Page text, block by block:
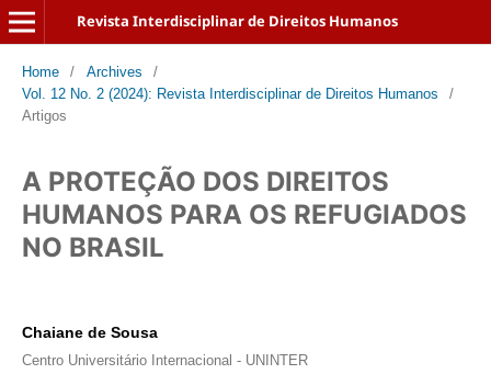
Revista Interdisciplinar de Direitos Humanos
Home / Archives
/
Vol. 12 No. 2 (2024): Revista Interdisciplinar de Direitos Humanos
/
Artigos
A PROTEÇÃO DOS DIREITOS
HUMANOS PARA OS REFUGIADOS
NO BRASIL
Chaiane de Sousa
Centro Universitário Internacional - UNINTER